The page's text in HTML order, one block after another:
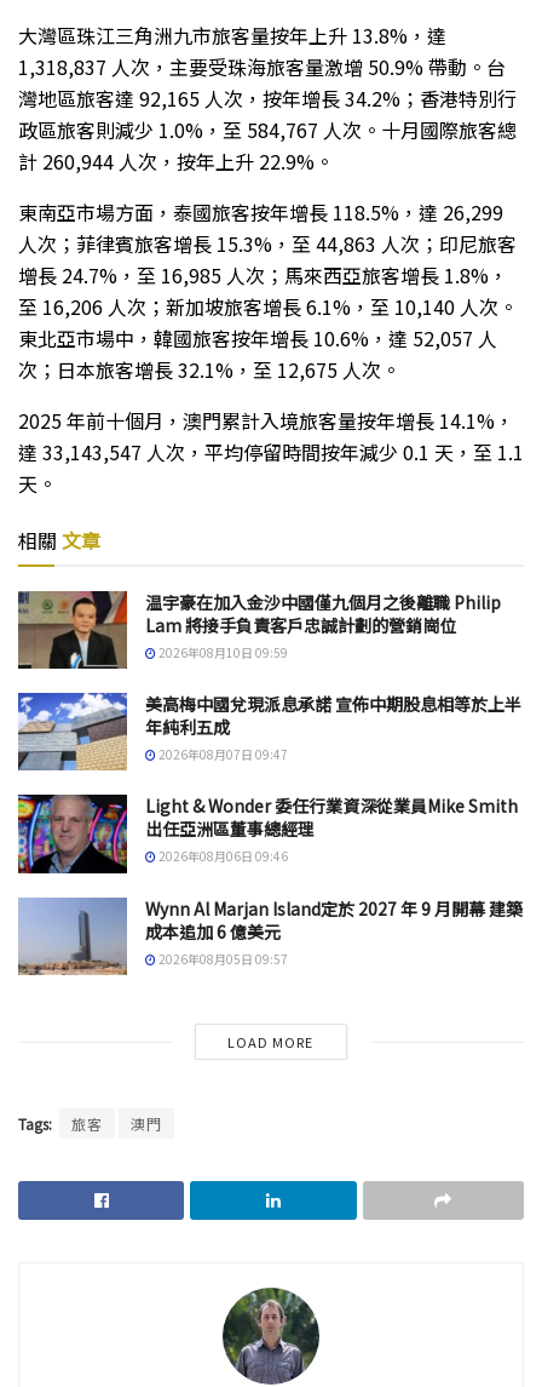
大灣區珠江三角洲九市旅客量按年上升 13.8%，達
1,318,837 人次，主要受珠海旅客量激增 50.9% 帶動。台
灣地區旅客達 92,165 人次，按年增長 34.2%；香港特別行
政區旅客則減少 1.0%，至 584,767 人次。十月國際旅客總
計 260,944 人次，按年上升 22.9%。
東南亞市場方面，泰國旅客按年增長 118.5%，達 26,299
人次；菲律賓旅客增長 15.3%，至 44,863 人次；印尼旅客
增長 24.7%，至 16,985 人次；馬來西亞旅客增長 1.8%，
至 16,206 人次；新加坡旅客增長 6.1%，至 10,140 人次。
東北亞市場中，韓國旅客按年增長 10.6%，達 52,057 人
次；日本旅客增長 32.1%，至 12,675 人次。
2025 年前十個月，澳門累計入境旅客量按年增長 14.1%，
達 33,143,547 人次，平均停留時間按年減少 0.1 天，至 1.1
天。
相關 文章
温宇豪在加入金沙中國僅九個月之後離職 Philip
Lam 將接手負責客戶忠誠計劃的營銷崗位
2026年08月10日 09:59
美高梅中國兌現派息承諾 宣佈中期股息相等於上半
年純利五成
2026年08月07日 09:47
Light & Wonder 委任行業資深從業員Mike Smith
出任亞洲區董事總經理
2026年08月06日 09:46
Wynn Al Marjan Island定於 2027 年 9 月開幕 建築
成本追加 6 億美元
2026年08月05日 09:57
LOAD MORE
Tags: 旅客 澳門